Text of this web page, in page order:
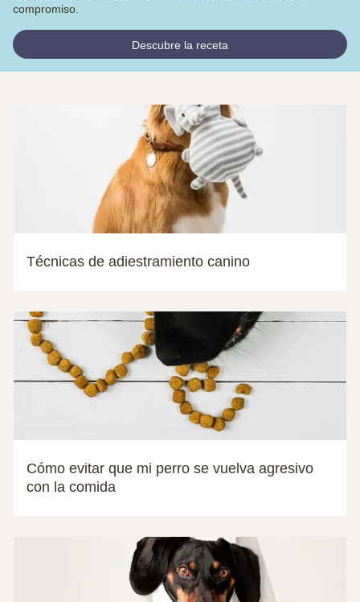
compromiso.
Descubre la receta
Técnicas de adiestramiento canino
Cómo evitar que mi perro se vuelva agresivo
con la comida